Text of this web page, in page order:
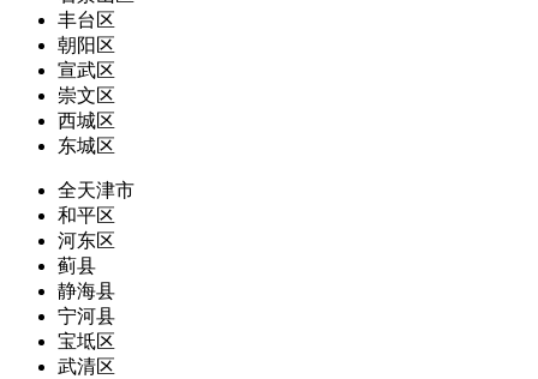
丰台区
朝阳区
宣武区
崇文区
西城区
东城区
全天津市
和平区
河东区
蓟县
静海县
宁河县
宝坻区
武清区